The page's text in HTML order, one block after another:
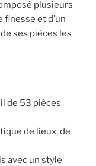
plusieurs
et d’un
ses pièces les
de 53 pièces
de lieux, de
avec un style